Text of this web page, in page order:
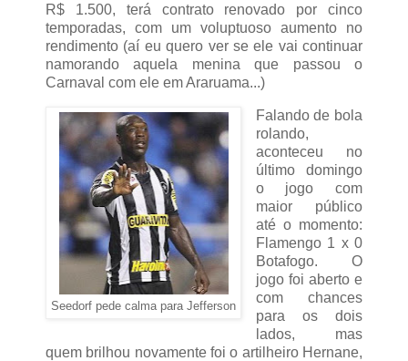
R$ 1.500, terá contrato renovado por cinco
temporadas, com um voluptuoso aumento no
rendimento (aí eu quero ver se ele vai continuar
namorando aquela menina que passou o
Carnaval com ele em Araruama...)
Seedorf pede calma para Jefferson
Falando de bola
rolando,
aconteceu no
último domingo
o jogo com
maior público
até o momento:
Flamengo 1 x 0
Botafogo. O
jogo foi aberto e
com chances
para os dois
lados, mas
quem brilhou novamente foi o artilheiro Hernane,